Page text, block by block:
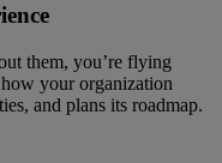
them, you’re flying
your organization
and plans its roadmap.